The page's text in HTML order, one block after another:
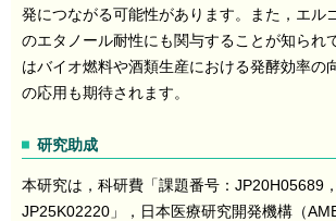
発につながる可能性があります。また，エル
のエタノール耐性にも関与することが知られ
はバイオ燃料や酒類生産における発酵効率の
の応用も期待されます。
研究助成
本研究は，科研費「課題番号：JP20H05689
JP25K02220」，日本医療研究開発機構（